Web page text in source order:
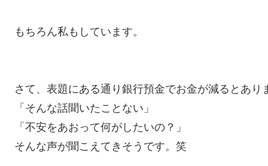
もちろん私もしています。
さて、表題にある通り銀行預金でお金が減るとあり
「そんな話聞いたことない」
「不安をあおって何がしたいの？」
そんな声が聞こえてきそうです。笑